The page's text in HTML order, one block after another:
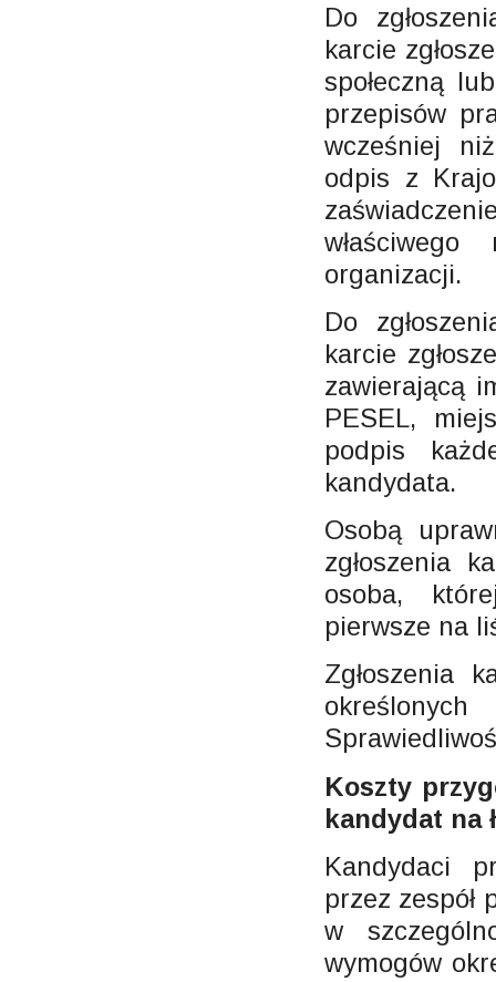
Do
karcie
społeczną
przepisów
wcześniej
odpis z
organizacji.
Do
karcie
zawierającą
PESEL,
podpis
kandydata.
Osobą
zgłoszenia
osoba,
pierwsze na
Zgłoszenia
Koszty
kandydat na
Kandydaci
przez zespół
w
wymogów